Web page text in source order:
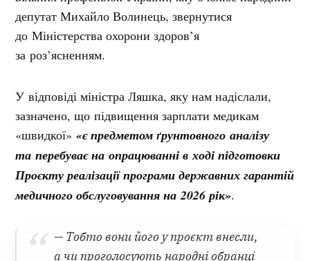
депутат Михайло Волинець, звернутися
до Міністерства охорони здоров’я
за роз’ясненням.
У відповіді міністра Ляшка, яку нам надіслали,
зазначено, що підвищення зарплати медикам
«швидкої»«є предметом ґрунтовного аналізу
та перебуває на опрацюванні в ході підготовки
Проєкту реалізації програми державних гарантій
медичного обслуговування на 2026 рік».
— Тобто вони його у проєкт внесли,
а чи проголосують народні обранці